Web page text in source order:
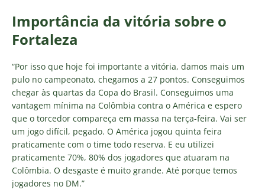
Importância da vitória sobre o
Fortaleza
“Por isso que hoje foi importante a vitória, damos mais um
pulo no campeonato, chegamos a 27 pontos. Conseguimos
chegar às quartas da Copa do Brasil. Conseguimos uma
vantagem mínima na Colômbia contra o América e espero
que o torcedor compareça em massa na terça-feira. Vai ser
um jogo difícil, pegado. O América jogou quinta feira
praticamente com o time todo reserva. E eu utilizei
praticamente 70%, 80% dos jogadores que atuaram na
Colômbia. O desgaste é muito grande. Até porque temos
jogadores no DM.”